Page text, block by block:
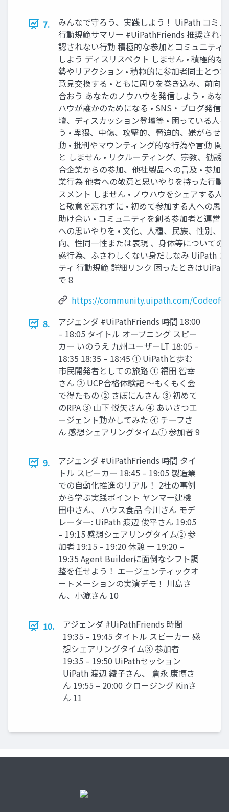
7.
みんなで守ろう、実践しよう！ UiPath コミ
行動規範サマリー #UiPathFriends 推奨され
認されない行動 積極的な参加とコミュニティ
しよう ディスリスペクト しません • 積極的な
勢やリアクション • 積極的に参加者同士とつ
意見交換する • ともに周りを巻き込み、前向
合おう あなたのノウハウを発信しよう • あな
ハウが誰かのためになる • SNS・ブログ発信
壇、ディスカッション登壇等 • 困っている人
う • 卑猥、中傷、攻撃的、脅迫的、嫌がらせ
動 • 批判やマウンティング的な行為や言動 関
と しません • リクルーティング、宗教、勧誘
合企業からの参加、他社製品への言及 • 参加
業行為 他者への敬意と思いやりを持った行動
スメント しません • ノウハウをシェアする人
と敬意を忘れずに • 初めて参加する人への思
助け合い • コミュニティを創る参加者と運営
への思いやりを • 文化、人種、民族、性別、
向、性同一性または表現 、身体等についての
惑行為、ふさわしくない身だしなみ UiPath
ティ 行動規範 詳細リンク 困ったときは
で 8
https://community.uipath.com/
8.
アジェンダ #UiPathFriends 時間 18:00
– 18:05 タイトル オープニング スピー
カー いのうえ 九州ユーザーLT 18:05 –
18:35 18:35 – 18:45 ① UiPathと歩む
市民開発者としての旅路 ① 福田 智幸
さん ② UCP合格体験記 ～もくもく会
で得たもの ② さぼにんさん ③ 初めて
のRPA ③ 山下 悦矢さん ④ あいさつエ
ージェント動かしてみた ④ チーフさ
ん 感想シェアリングタイム① 参加者 9
9.
アジェンダ #UiPathFriends 時間 タイ
トル スピーカー 18:45 – 19:05 製造業
での自動化推進のリアル！ 2社の事例
から学ぶ実践ポイント ヤンマー建機
田中さん、 ハウス食品 今川さん モデ
レーター: UiPath 渡辺 俊平さん 19:05
– 19:15 感想シェアリングタイム② 参
加者 19:15 – 19:20 休憩 ー 19:20 –
19:35 Agent Builderに面倒なシフト調
整を任せよう！ エージェンティックオ
ートメーションの実演デモ！ 川島さ
ん、小漉さん 10
10.
アジェンダ #UiPathFriends 時間
19:35 – 19:45 タイトル スピーカー 感
想シェアリングタイム③ 参加者
19:35 – 19:50 UiPathセッション
UiPath 渡辺 綾子さん、 倉永 康博さ
ん 19:55 – 20:00 クロージング Kinさ
ん 11